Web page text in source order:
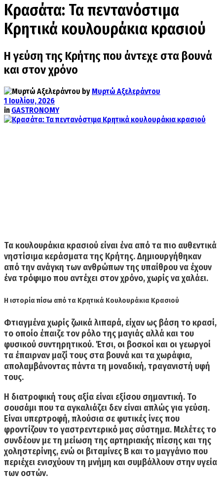
Κρασάτα: Τα πεντανόστιμα
Κρητικά κουλουράκια κρασιού
Η γεύση της Κρήτης που άντεχε στα βουνά
και στον χρόνο
by Μυρτώ Αξελεράντου
1 Ιουλίου, 2026
in GASTRONOMY
Τα κουλουράκια κρασιού είναι ένα από τα πιο αυθεντικά
νηστίσιμα κεράσματα της Κρήτης. Δημιουργήθηκαν
από την ανάγκη των ανθρώπων της υπαίθρου να έχουν
ένα τρόφιμο που αντέχει στον χρόνο, χωρίς να χαλάει.
Η ιστορία πίσω από τα Κρητικά Κουλουράκια Κρασιού
Φτιαγμένα χωρίς ζωικά λιπαρά, είχαν ως βάση το κρασί,
το οποίο έπαιζε τον ρόλο της μαγιάς αλλά και του
φυσικού συντηρητικού. Έτσι, οι βοσκοί και οι γεωργοί
τα έπαιρναν μαζί τους στα βουνά και τα χωράφια,
απολαμβάνοντας πάντα τη μοναδική, τραγανιστή υφή
τους.
Η διατροφική τους αξία είναι εξίσου σημαντική. Το
σουσάμι που τα αγκαλιάζει δεν είναι απλώς για γεύση.
Είναι υπερτροφή, πλούσια σε φυτικές ίνες που
φροντίζουν το γαστρεντερικό μας σύστημα. Μελέτες το
συνδέουν με τη μείωση της αρτηριακής πίεσης και της
χοληστερίνης, ενώ οι βιταμίνες Β και το μαγγάνιο που
περιέχει ενισχύουν τη μνήμη και συμβάλλουν στην υγεία
των οστών.